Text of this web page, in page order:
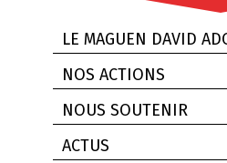
LE MAGUEN DAVID
NOS ACTIONS
NOUS SOUTENIR
ACTUS